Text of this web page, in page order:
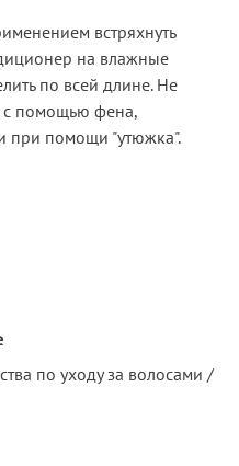
встряхнуть
на влажные
по всей длине. Не
с помощью фена,
при помощи "утюжка".
по уходу за волосами /